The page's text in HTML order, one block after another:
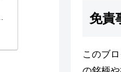
免責
このブ